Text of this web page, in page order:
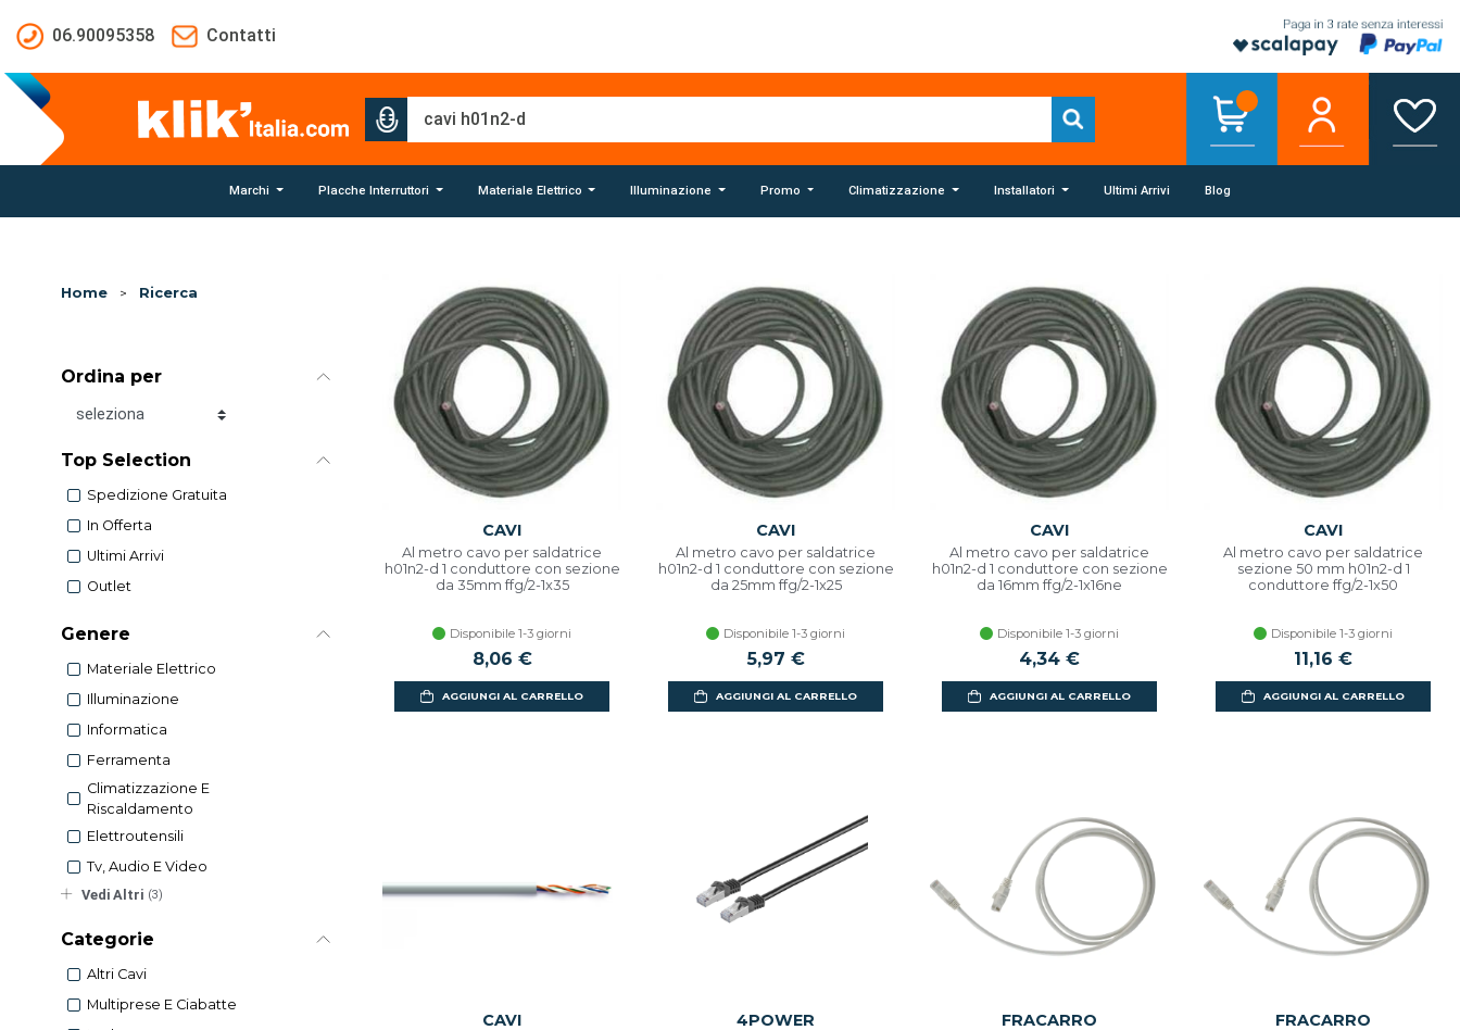
06.90095358
Contatti
Marchi Placche Interruttori Materiale Elettrico Illuminazione Promo Climatizzazione Installatori Ultimi Arrivi Blog
Home > Ricerca
Ordina per
Ordina per
Top Selection
Spedizione Gratuita
In Offerta
Ultimi Arrivi
Outlet
Genere
Materiale Elettrico
Illuminazione
Informatica
Ferramenta
Climatizzazione E
Riscaldamento
Elettroutensili
Tv, Audio E Video
Vedi Altri (3)
Categorie
Altri Cavi
Multiprese E Ciabatte
CAVI
Al metro cavo per saldatrice
h01n2-d 1 conduttore con sezione
da 35mm ffg/2-1x35
Disponibile 1-3 giorni
8,06 €
AGGIUNGI AL CARRELLO
CAVI
Al metro cavo per saldatrice
h01n2-d 1 conduttore con sezione
da 25mm ffg/2-1x25
Disponibile 1-3 giorni
5,97 €
AGGIUNGI AL CARRELLO
CAVI
Al metro cavo per saldatrice
h01n2-d 1 conduttore con sezione
da 16mm ffg/2-1x16ne
Disponibile 1-3 giorni
4,34 €
AGGIUNGI AL CARRELLO
CAVI
Al metro cavo per saldatrice
sezione 50 mm h01n2-d 1
conduttore ffg/2-1x50
Disponibile 1-3 giorni
11,16 €
AGGIUNGI AL CARRELLO
CAVI 4POWER FRACARRO FRACARRO